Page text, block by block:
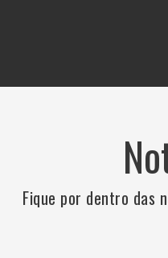
Fique por dentro das